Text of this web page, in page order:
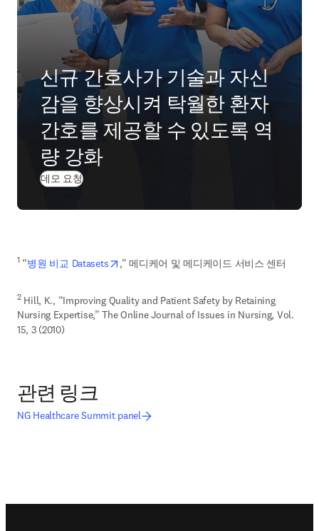
신규 간호사가 기술과 자신
감을 향상시켜 탁월한 환자
간호를 제공할 수 있도록 역
량 강화
데모 요청
1 “병원 비교 Datasets opens in new tab/window
,” 메디케어 및 메디케이드 서비스 센터
2 Hill, K., “Improving Quality and Patient Safety by Retaining
Nursing Expertise,” The Online Journal of Issues in Nursing, Vol.
15, 3 (2010)
관련 링크
NG Healthcare Summit panel